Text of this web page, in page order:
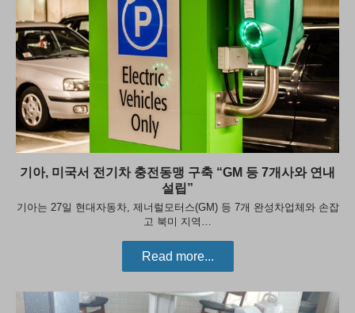
기아, 미국서 전기차 충전동맹 구축 “GM 등 7개사와 연내
설립”
기아는 27일 현대자동차, 제너럴모터스(GM) 등 7개 완성차업체와 손잡
고 북미 지역…
Read more...